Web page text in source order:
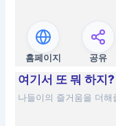
홈페이지 공유
여기서 또 뭐 하지?
나들이의 즐거움을 더